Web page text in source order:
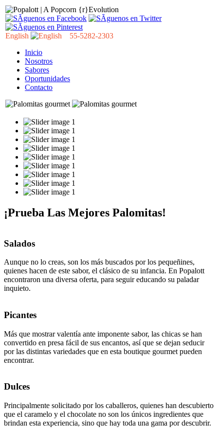
English
55-5282-2303
Inicio
Nosotros
Sabores
Oportunidades
Contacto
¡Prueba Las Mejores Palomitas!
Salados
Aunque no lo creas, son los más buscados por los pequeñines,
quienes hacen de este sabor, el clásico de su infancia. En Popalott
encontraron una diversa oferta, para seguir educando su paladar
inquieto.
Picantes
Más que mostrar valentía ante imponente sabor, las chicas se han
convertido en presa fácil de sus encantos, así que se dejan seducir
por las distintas variedades que en esta boutique gourmet pueden
encontrar.
Dulces
Principalmente solicitado por los caballeros, quienes han descubierto
que el caramelo y el chocolate no son los únicos ingredientes que
brindan esta experiencia, sino que hay toda una gama por descubrir.